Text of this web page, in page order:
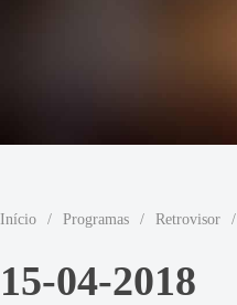
Início / Programas / Retrovisor /
15-04-2018